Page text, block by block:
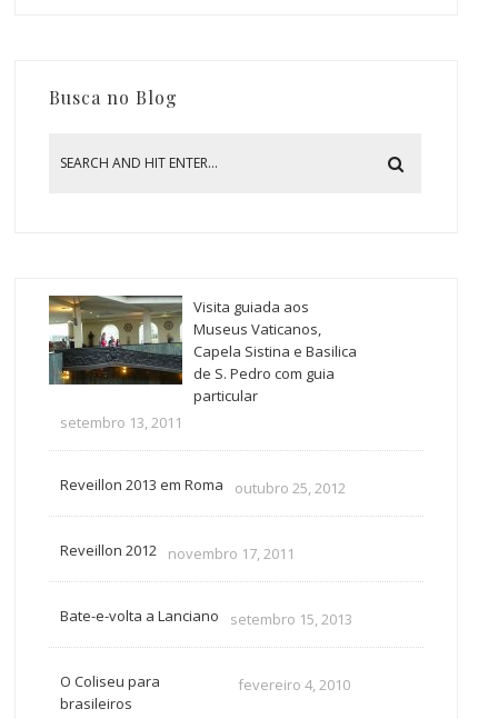
Busca no Blog
Visita guiada aos
Museus Vaticanos,
Capela Sistina e Basilica
de S. Pedro com guia
particular
setembro 13, 2011
Reveillon 2013 em Roma outubro 25, 2012
Reveillon 2012 novembro 17, 2011
Bate-e-volta a Lanciano setembro 15, 2013
O Coliseu para
brasileiros
fevereiro 4, 2010